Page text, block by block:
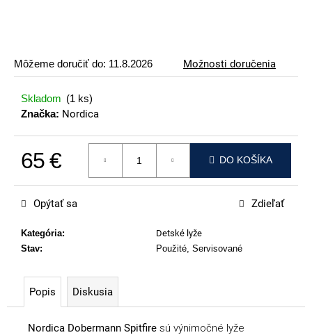
Môžeme doručiť do: 11.8.2026 Možnosti doručenia
Skladom (1 ks)
Značka: Nordica
65 €
Jednotková cena:
DO KOŠÍKA
Kategória:
Detské lyže
Stav: Použité, Servisované
Opýtať sa Zdieľať
Popis Diskusia
Nordica Dobermann Spitfire sú výnimočné lyže
ú
č
a
m
e
ATOMIC
REDSTER
J2(SPORT
EDITION)